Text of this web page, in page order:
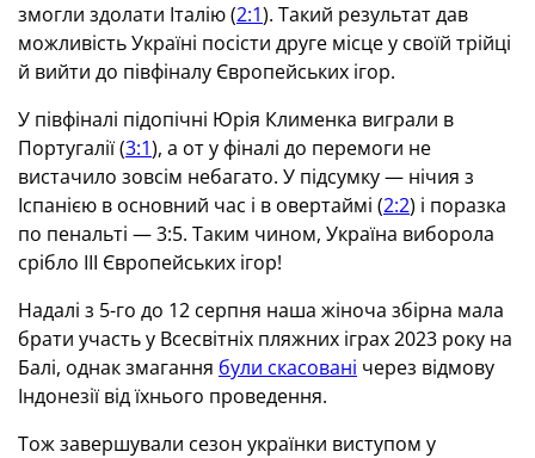
змогли здолати Італію (2:1). Такий результат дав
можливість Україні посісти друге місце у своїй трійці
й вийти до півфіналу Європейських ігор.
У півфіналі підопічні Юрія Клименка виграли в
Португалії (3:1), а от у фіналі до перемоги не
вистачило зовсім небагато. У підсумку — нічия з
Іспанією в основний час і в овертаймі (2:2) і поразка
по пенальті — 3:5. Таким чином, Україна виборола
срібло III Європейських ігор!
Надалі з 5-го до 12 серпня наша жіноча збірна мала
брати участь у Всесвітніх пляжних іграх 2023 року на
Балі, однак змагання були скасовані через відмову
Індонезії від їхнього проведення.
Тож завершували сезон українки виступом у